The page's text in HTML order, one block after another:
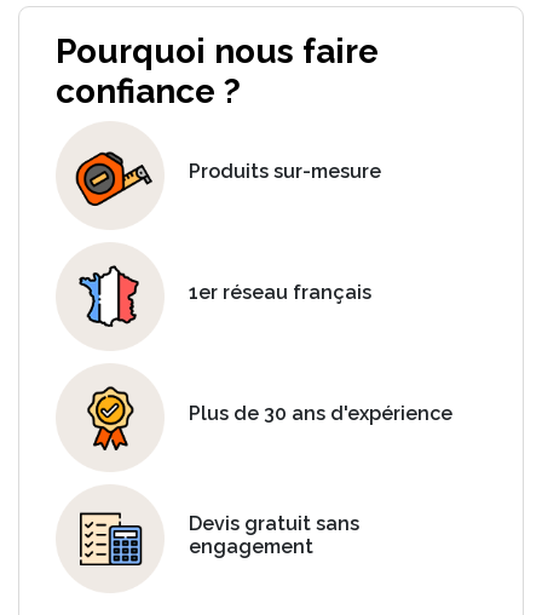
Pourquoi nous faire
confiance ?
Produits sur-mesure
1er réseau français
Plus de 30 ans d'expérience
Devis gratuit sans
engagement